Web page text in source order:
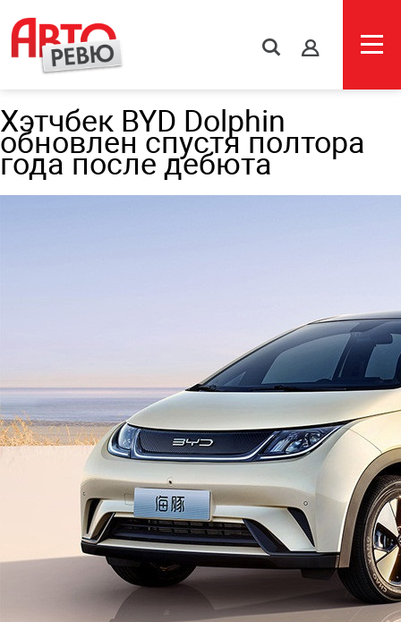
s
Хэтчбек BYD Dolphin
обновлен спустя полтора
года после дебюта